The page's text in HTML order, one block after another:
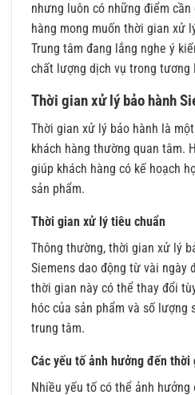
nhưng luôn có những điểm
hàng mong muốn thời gian xử
Trung tâm đang lắng nghe ý
chất lượng dịch vụ trong tương
Thời gian xử lý bảo hành
Thời gian xử lý bảo hành là
khách hàng thường quan tâm.
giúp khách hàng có kế hoạch
sản phẩm.
Thời gian xử lý tiêu chuẩn
Thông thường, thời gian xử lý
Siemens dao động từ vài ngày
thời gian này có thể thay đổi
hóc của sản phẩm và số lượng
trung tâm.
Các yếu tố ảnh hưởng đến thời
Nhiều yếu tố có thể ảnh